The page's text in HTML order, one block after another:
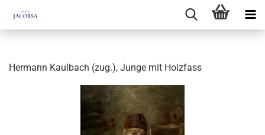
Hermann Kaulbach (zug.), Junge mit Holzfass